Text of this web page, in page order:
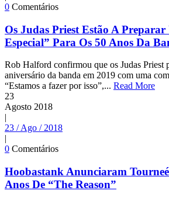
0 Comentários
Os Judas Priest Estão A
Especial” Para Os 50 Anos Da
Rob Halford confirmou que os Judas Priest
aniversário da banda em 2019 com uma
“Estamos a fazer por isso”,... Read More
23
Agosto 2018
|
23 / Ago / 2018
|
0 Comentários
Hoobastank Anunciaram
Anos De “The Reason”